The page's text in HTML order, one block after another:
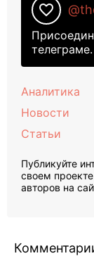
favorite_border
телеграме.
Аналитика
Новости
Статьи
Публикуйте
своем
авторов на